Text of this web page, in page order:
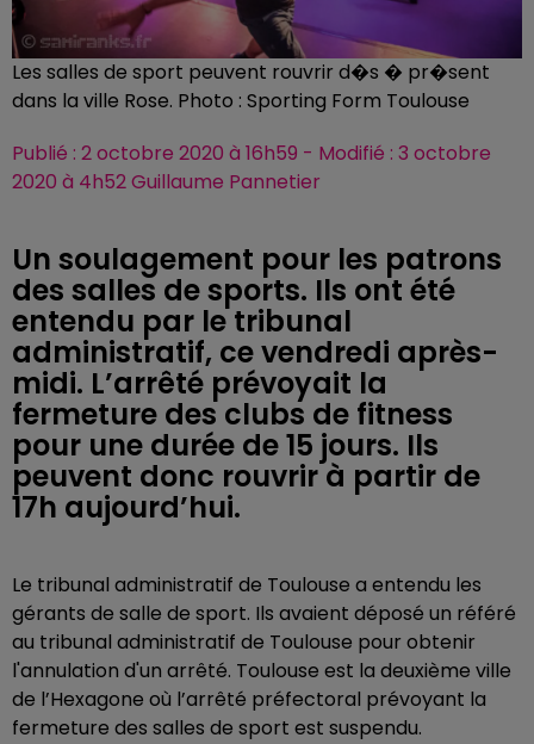
Les salles de sport peuvent rouvrir d�s � pr�sent
dans la ville Rose. Photo : Sporting Form Toulouse
Publié : 2 octobre 2020 à 16h59 - Modifié : 3 octobre
2020 à 4h52 Guillaume Pannetier
Un soulagement pour les patrons
des salles de sports. Ils ont été
entendu par le tribunal
administratif, ce vendredi après-
midi. L’arrêté prévoyait la
fermeture des clubs de fitness
pour une durée de 15 jours. Ils
peuvent donc rouvrir à partir de
17h aujourd’hui.
Le tribunal administratif de Toulouse a entendu les
gérants de salle de sport. Ils avaient déposé un référé
au tribunal administratif de Toulouse pour obtenir
l'annulation d'un arrêté. Toulouse est la deuxième ville
de l’Hexagone où l’arrêté préfectoral prévoyant la
fermeture des salles de sport est suspendu.